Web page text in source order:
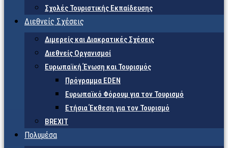
Σχολές Τουριστικής Εκπαίδευσης
Διεθνείς Σχέσεις
Διμερείς και Διακρατικές Σχέσεις
Διεθνείς Οργανισμοί
Ευρωπαϊκή Ένωση και Τουρισμός
Πρόγραμμα EDEN
Ευρωπαϊκό Φόρουμ για τον Τουρισμό
Ετήσια Έκθεση για τον Τουρισμό
BREXIT
Πολυμέσα